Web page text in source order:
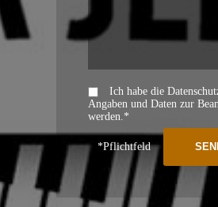
Ich habe die
Angaben und Daten zur
werden.*
*Pflichtfeld